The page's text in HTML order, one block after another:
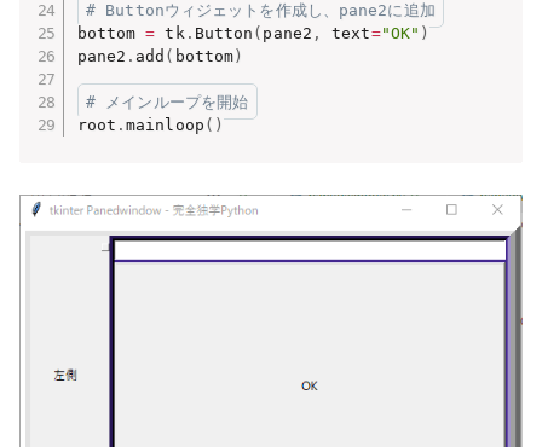
# Buttonウィジェットを作成し、pane2に追加
bottom = tk . Button ( pane2 , text="OK" )
pane2 . add ( bottom)
# メインループを開始
root .mainloop ( )